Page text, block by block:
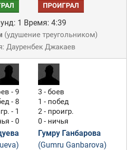
ПРОИГРАЛ
1 Время: 4:39
(удушение треугольником)
Дауренбек Джакаев
- 9
- 8
- 1
- 0
3 - боев
1 - побед
2 - проигр.
0 - ничья
Гумру Ганбарова
(Gumru Ganbarova)